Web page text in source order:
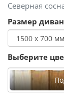
Северная
Размер
Выберите